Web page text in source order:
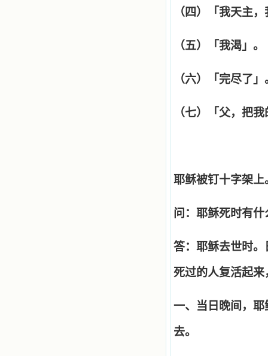
（四）「我天主
（五）「我渴」。
（六）「完尽了」
（七）「父，把
耶稣被钉十字架上
问：耶稣死时有什
答：耶稣去世时
死过的人复活起
一、当日晚间，
去。